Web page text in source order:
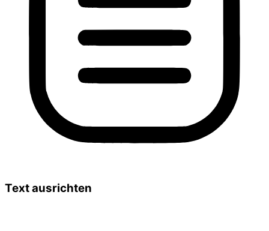
Text ausrichten